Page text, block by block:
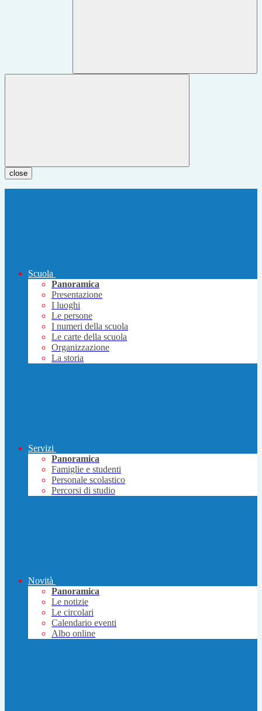
close
Scuola
Panoramica
Presentazione
I luoghi
Le persone
I numeri della scuola
Le carte della scuola
Organizzazione
La storia
Servizi
Panoramica
Famiglie e studenti
Personale scolastico
Percorsi di studio
Novità
Panoramica
Le notizie
Le circolari
Calendario eventi
Albo online